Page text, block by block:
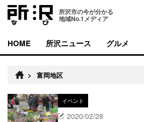
所沢市の今が分かる
地域No.1メディア
HOME 所沢ニュース グルメ
> 富岡地区
イベント
2020/02/28